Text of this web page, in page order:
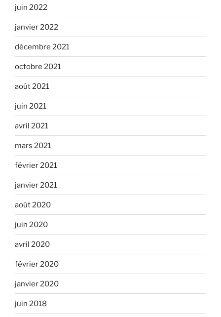
juin 2022
janvier 2022
décembre 2021
octobre 2021
août 2021
juin 2021
avril 2021
mars 2021
février 2021
janvier 2021
août 2020
juin 2020
avril 2020
février 2020
janvier 2020
juin 2018